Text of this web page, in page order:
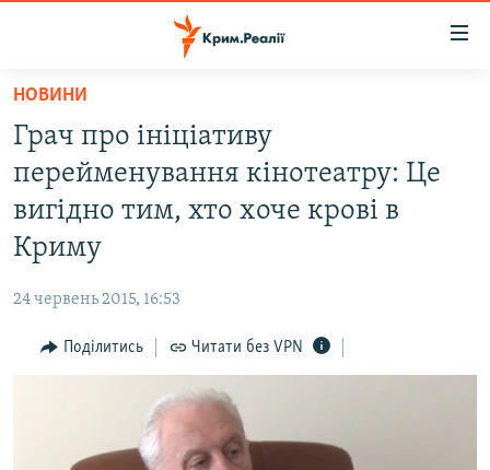
Перейти
основного
матеріалу
Перейти
до
основної
Перейти
пошуку
ВОДА.КРИМ
ВІДЕО ТА ФОТО
ПОЛІТИКА
ПОГЛЯД
ІНТЕРВ'Ю
СПЕЦПРОЕКТИ
НОВИНИ
Грач про ініціативу
перейменування кінотеатру: Це
вигідно тим, хто хоче крові в
Криму
24 червень 2015, 16:53
Поділитись Читати без VPN